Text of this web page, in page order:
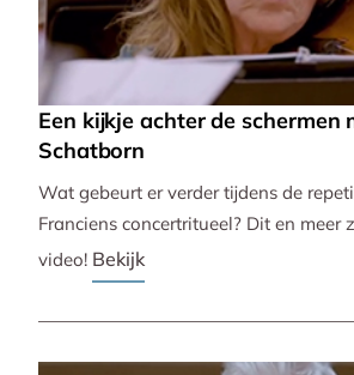
Een kijkje achter de schermen
Schatborn
Wat gebeurt er verder tijdens de
Franciens concertritueel? Dit en meer
video! Bekijk